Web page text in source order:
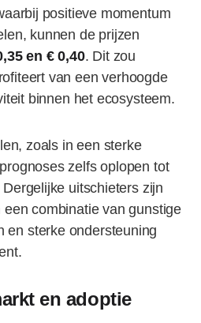
positieve momentum
kunnen de prijzen
en € 0,40. Dit zou
van een verhoogde
binnen het ecosysteem.
zoals in een sterke
zelfs oplopen tot
Dergelijke uitschieters zijn
combinatie van gunstige
en sterke ondersteuning
en adoptie